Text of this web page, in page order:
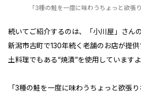
「3種の鮭を一度に味わうちょっと欲張
続いてご紹介するのは、「小川屋」さん
新潟市古町で130年続く老舗のお店が提
土料理でもある“焼漬”を使用しています
「3種の鮭を一度に味わうちょっと欲張